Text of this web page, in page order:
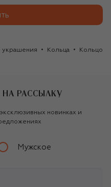
Кольца Кольцо
РАССЫЛКУ
новинках и
Мужское